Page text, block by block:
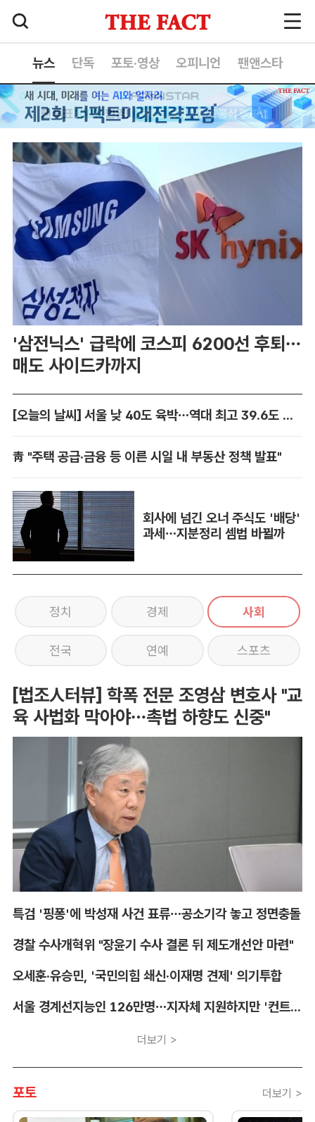
뉴스 단독 포토·영상 오피니언 팬앤스타
'삼전닉스' 급락에 코스피 6200선 후퇴…
매도 사이드카까지
[오늘의 날씨] 서울 낮 40도 육박…역대 최고 39.6도 위협
靑 "주택 공급·금융 등 이른 시일 내 부동산 정책 발표"
회사에 넘긴 오너 주식도 '배당'
과세…지분정리 셈법 바뀔까
정치 경제 사회
전국 연예 스포츠
[법조人터뷰] 학폭 전문 조영삼 변호사 "교
육 사법화 막아야…촉법 하향도 신중"
특검 '핑퐁'에 박성재 사건 표류…공소기각 놓고 정면충돌
경찰 수사개혁위 "장윤기 수사 결론 뒤 제도개선안 마련"
오세훈·유승민, '국민의힘 쇄신·이재명 견제' 의기투합
서울 경계선지능인 126만명…지자체 지원하지만 '컨트롤타워' 부재
더보기 >
포토 더보기 >